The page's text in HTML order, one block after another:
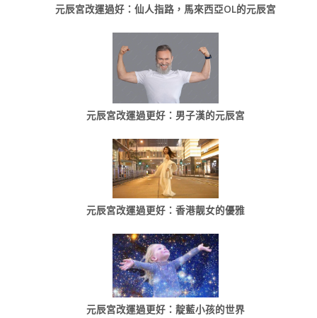
元辰宮改運過好：仙人指路，馬來西亞OL的元辰宮
元辰宮改運過更好：男子漢的元辰宮
元辰宮改運過更好：香港靓女的優雅
元辰宮改運過更好：靛藍小孩的世界